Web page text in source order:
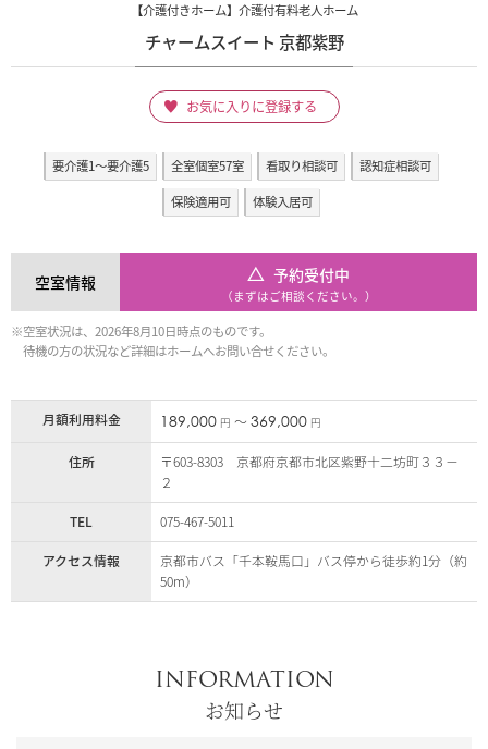
【介護付きホーム】介護付有料老人ホーム
チャームスイート 京都紫野
お気に入りに登録する
要介護1～要介護5 全室個室57室 看取り相談可
認知症相談可
保険適用可
体験入居可
空室情報 予約受付中
（まずはご相談ください。）
※空室状況は、2026年8月10日時点のものです。
待機の方の状況など詳細はホームへお問い合せください。
月額利用料金 189,000 円 〜 369,000 円
住所
〒603-8303 京都府京都市北区紫野十二坊町３３－
２
TEL
075-467-5011
アクセス情報
京都市バス「千本鞍馬口」バス停から徒歩約1分（約
50m）
INFORMATION
お知らせ